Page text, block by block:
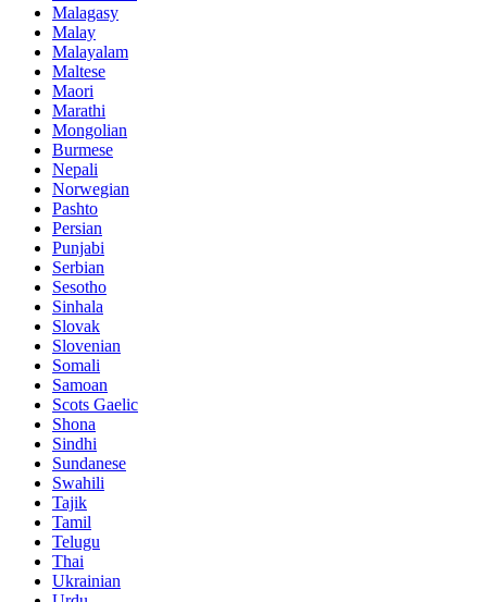
Malagasy
Malay
Malayalam
Maltese
Maori
Marathi
Mongolian
Burmese
Nepali
Norwegian
Pashto
Persian
Punjabi
Serbian
Sesotho
Sinhala
Slovak
Slovenian
Somali
Samoan
Scots Gaelic
Shona
Sindhi
Sundanese
Swahili
Tajik
Tamil
Telugu
Thai
Ukrainian